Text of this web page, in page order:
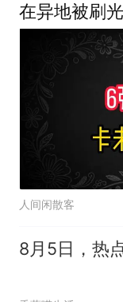
在异地被刷
人间闲散客
8月5日，热